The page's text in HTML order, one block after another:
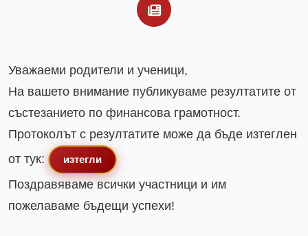
Уважаеми родители и ученици,
На вашето внимание публикуваме резултатите от
състезанието по финансова грамотност.
Протоколът с резултатите може да бъде изтеглен
от тук:
изтегли
Поздравяваме всички участници и им
пожелаваме бъдещи успехи!